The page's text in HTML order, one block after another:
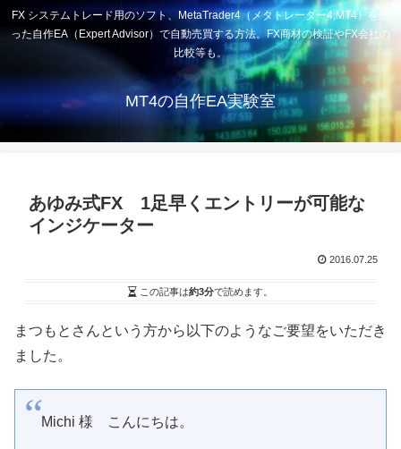
FX システムトレード用のソフト、MetaTrader4（メタトレーダー4,MT4）を使
った自作EA（Expert Advisor）で自動売買する方法。FX商材の検証やFX会社の
比較等も。
MT4の自作EA実験室
あゆみ式FX 1足早くエントリーが可能な
インジケーター
2016.07.25
この記事は約3分で読めます。
まつもとさんという方から以下のようなご要望をいただき
ました。
Michi 様 こんにちは。